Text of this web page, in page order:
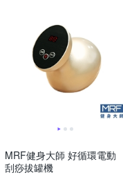
MRF健身大師 好循環電動
刮痧拔罐機